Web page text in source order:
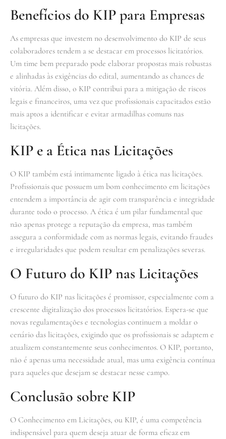
Benefícios do KIP para Empresas
As empresas que investem no desenvolvimento do KIP de seus
colaboradores tendem a se destacar em processos licitatórios.
Um time bem preparado pode elaborar propostas mais robustas
e alinhadas às exigências do edital, aumentando as chances de
vitória. Além disso, o KIP contribui para a mitigação de riscos
legais e financeiros, uma vez que profissionais capacitados estão
mais aptos a identificar e evitar armadilhas comuns nas
licitações.
KIP e a Ética nas Licitações
O KIP também está intimamente ligado à ética nas licitações.
Profissionais que possuem um bom conhecimento em licitações
entendem a importância de agir com transparência e integridade
durante todo o processo. A ética é um pilar fundamental que
não apenas protege a reputação da empresa, mas também
assegura a conformidade com as normas legais, evitando fraudes
e irregularidades que podem resultar em penalizações severas.
O Futuro do KIP nas Licitações
O futuro do KIP nas licitações é promissor, especialmente com a
crescente digitalização dos processos licitatórios. Espera-se que
novas regulamentações e tecnologias continuem a moldar o
cenário das licitações, exigindo que os profissionais se adaptem e
atualizem constantemente seus conhecimentos. O KIP, portanto,
não é apenas uma necessidade atual, mas uma exigência contínua
para aqueles que desejam se destacar nesse campo.
Conclusão sobre KIP
O Conhecimento em Licitações, ou KIP, é uma competência
indispensável para quem deseja atuar de forma eficaz em